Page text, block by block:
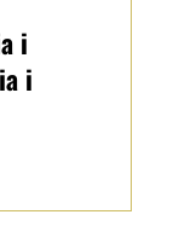
i
i